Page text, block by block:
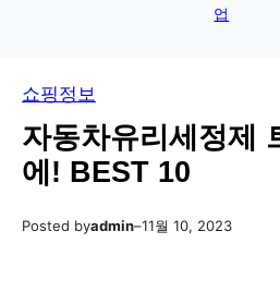
업
쇼핑정보
자동차유리세정제
에! BEST 10
Posted byadmin–11월 10, 2023